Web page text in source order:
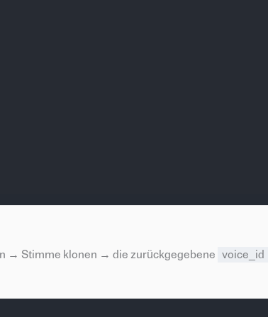
→ Stimme klonen → die zurückgegebene voice_id